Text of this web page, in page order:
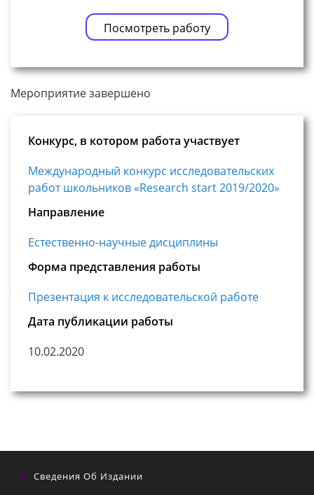
Посмотреть работу
Мероприятие завершено
Конкурс, в котором работа участвует
Международный конкурс исследовательских
работ школьников «Research start 2019/2020»
Направление
Естественно-научные дисциплины
Форма представления работы
Презентация к исследовательской работе
Дата публикации работы
10.02.2020
Сведения Об Издании